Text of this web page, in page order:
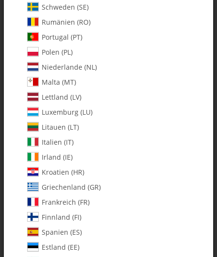
128-453 C/F Gyro Plate - Pack of 1
Schweden (SE)
Rumänien (RO)
Portugal (PT)
Polen (PL)
Niederlande (NL)
Malta (MT)
Lettland (LV)
Luxemburg (LU)
Litauen (LT)
Italien (IT)
Irland (IE)
Kroatien (HR)
Griechenland (GR)
Frankreich (FR)
Finnland (FI)
Spanien (ES)
Estland (EE)